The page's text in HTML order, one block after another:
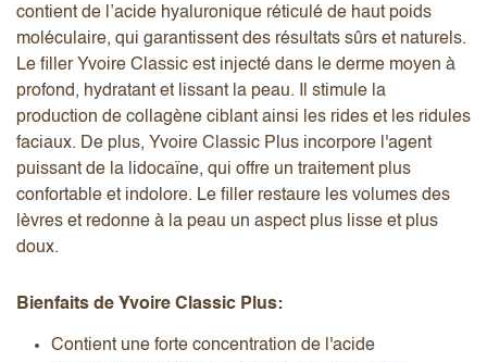
contient de l’acide hyaluronique réticulé de haut poids
moléculaire, qui garantissent des résultats sûrs et naturels.
Le filler Yvoire Classic est injecté dans le derme moyen à
profond, hydratant et lissant la peau. Il stimule la
production de collagène ciblant ainsi les rides et les ridules
faciaux. De plus, Yvoire Classic Plus incorpore l'agent
puissant de la lidocaïne, qui offre un traitement plus
confortable et indolore. Le filler restaure les volumes des
lèvres et redonne à la peau un aspect plus lisse et plus
doux.
Bienfaits de Yvoire Classic Plus:
Contient une forte concentration de l'acide